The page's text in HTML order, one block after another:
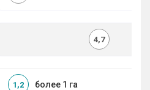
4,7
более 1 га
1,2